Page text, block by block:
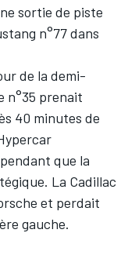
sortie de piste
n°77 dans
de la demi-
n°35 prenait
40 minutes de
que la
La Cadillac
et perdait
gauche.